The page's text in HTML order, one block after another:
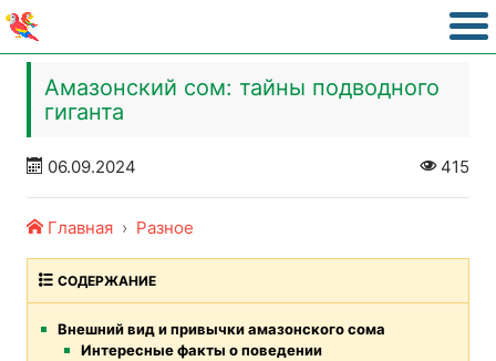
Амазонский сом: тайны подводного
гиганта
06.09.2024 415
Главная Разное
СОДЕРЖАНИЕ
Внешний вид и привычки амазонского сома
Интересные факты о поведении